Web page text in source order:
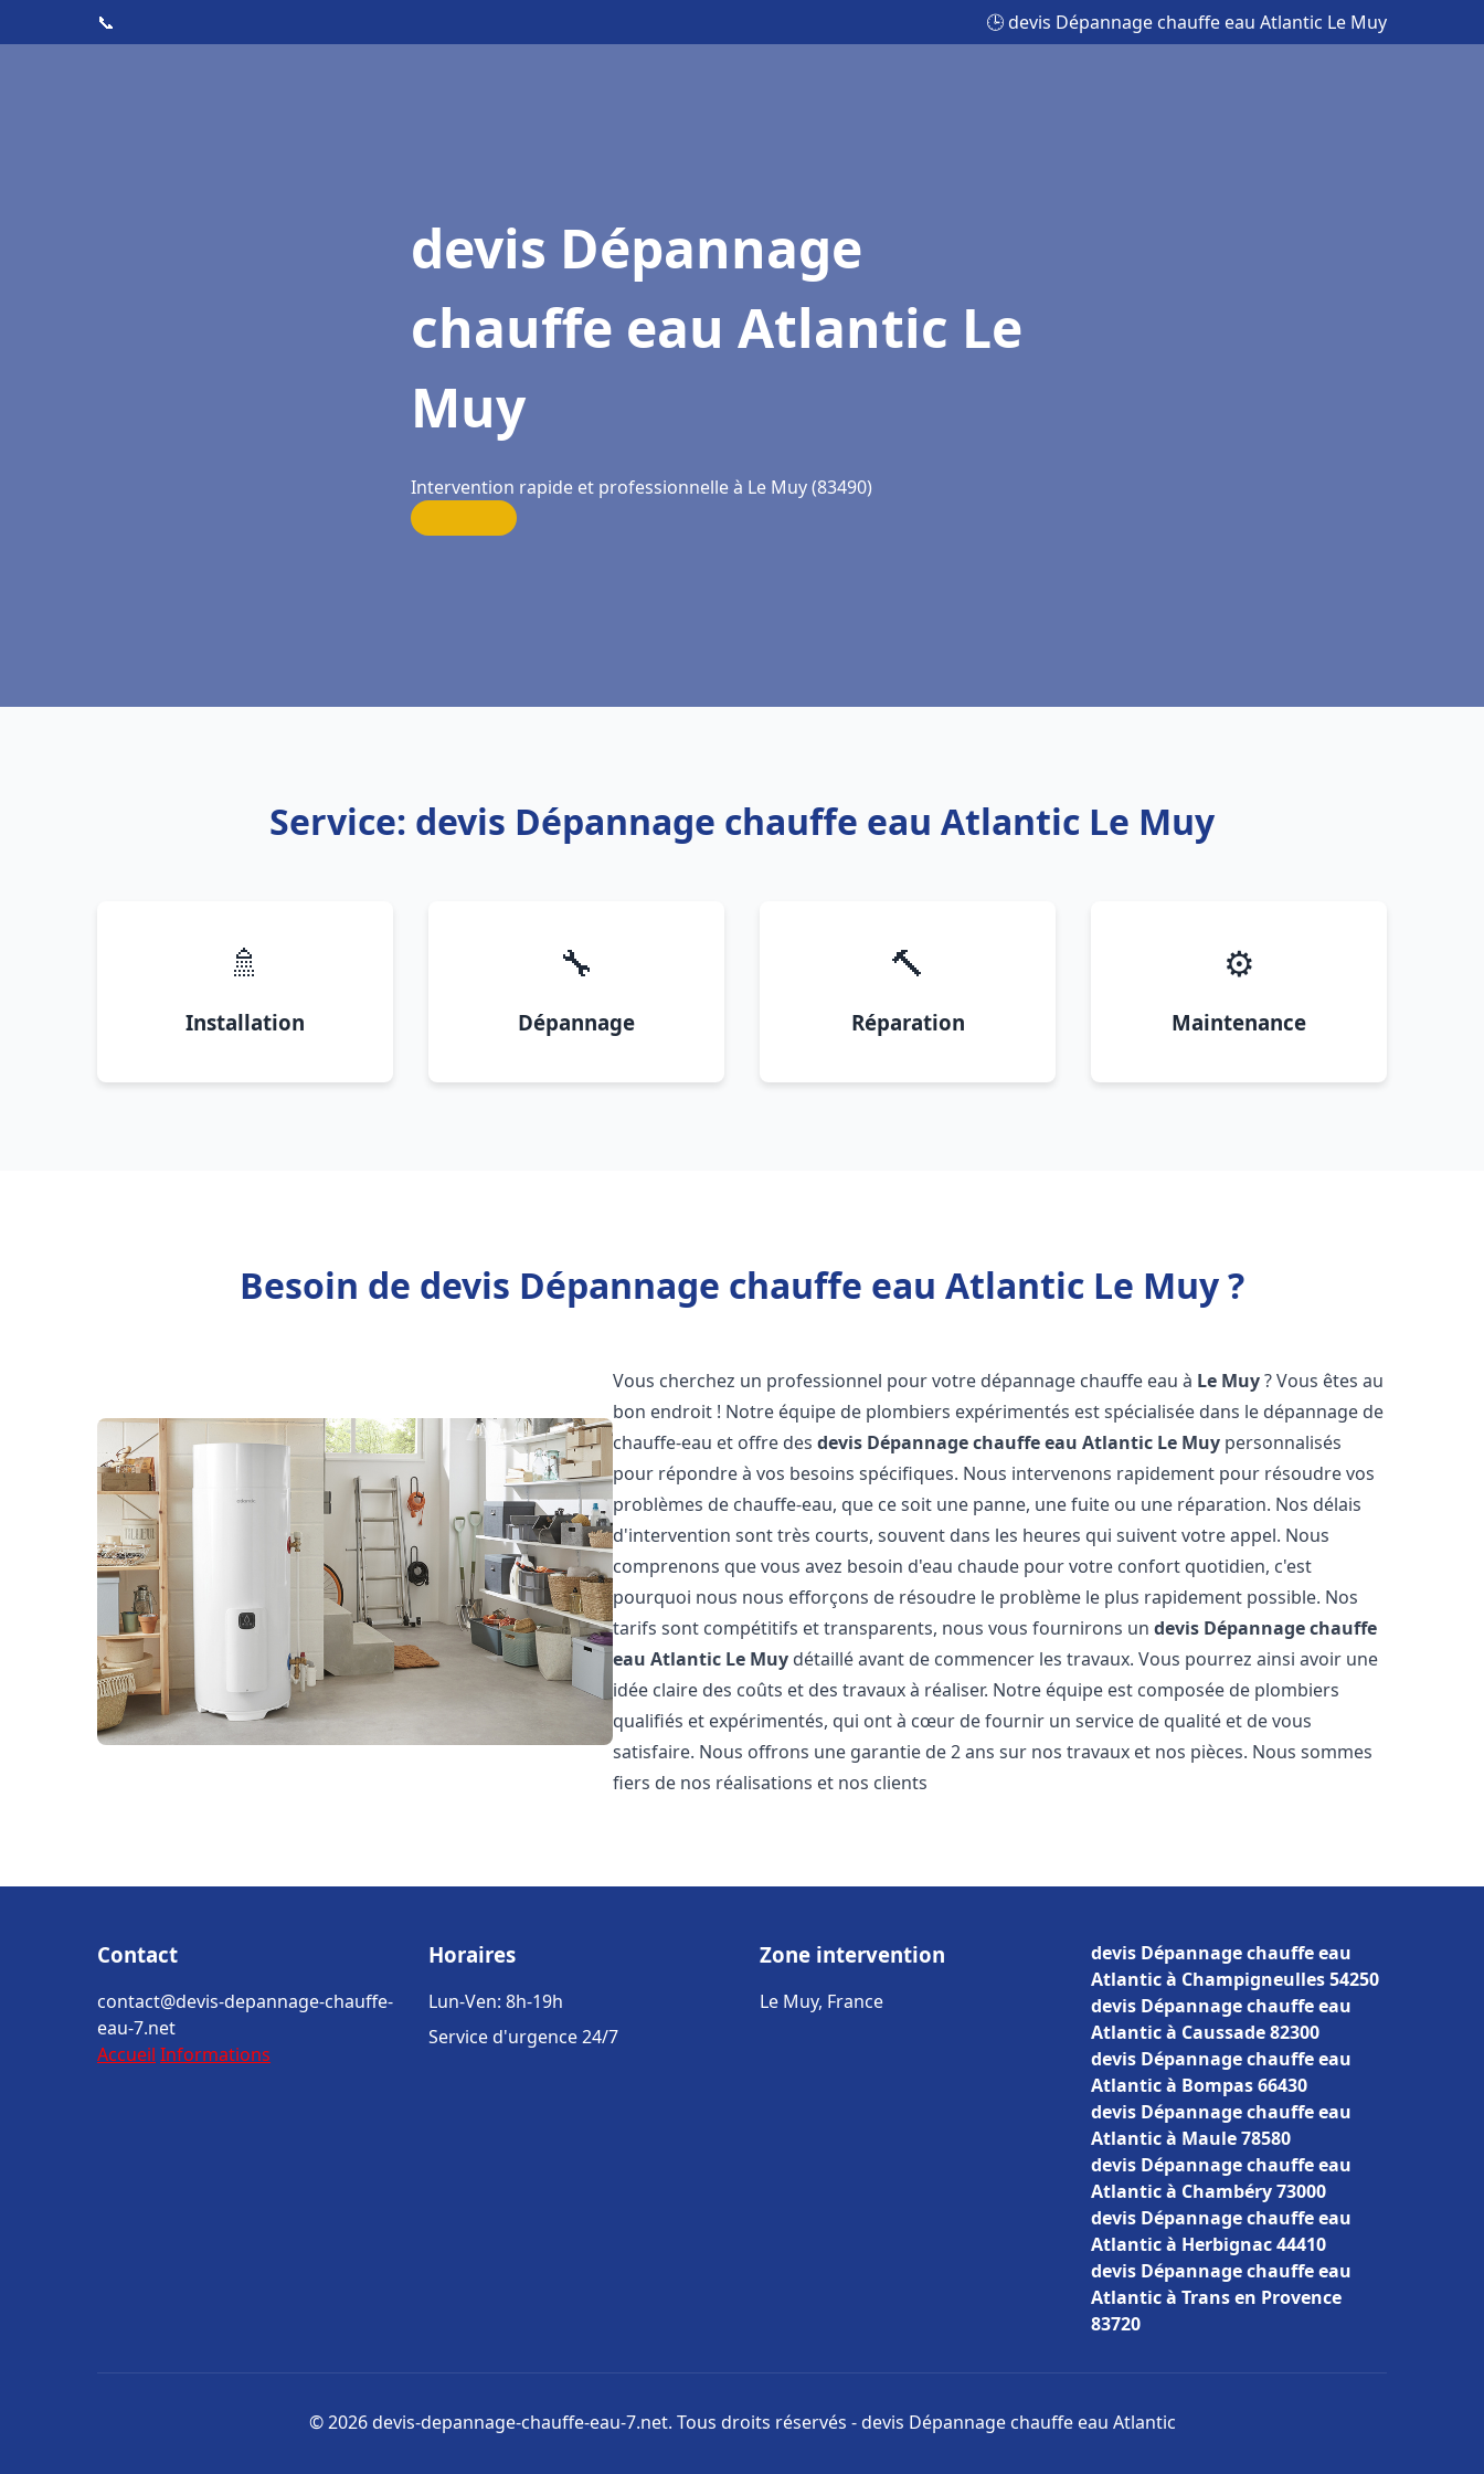
📞 🕒 devis Dépannage chauffe eau Atlantic Le Muy
devis Dépannage
chauffe eau Atlantic Le
Muy
Intervention rapide et professionnelle à Le Muy (83490)
Service: devis Dépannage chauffe eau Atlantic Le Muy
🚿
Installation
🔧
Dépannage
🔨
Réparation
⚙️
Maintenance
Besoin de devis Dépannage chauffe eau Atlantic Le Muy ?
Vous cherchez un professionnel pour votre dépannage chauffe eau à Le Muy? Vous êtes au
bon endroit ! Notre équipe de plombiers expérimentés est spécialisée dans le dépannage de
chauffe-eau et offre desdevis Dépannage chauffe eau Atlantic Le Muy personnalisés
pour répondre à vos besoins spécifiques. Nous intervenons rapidement pour résoudre vos
problèmes de chauffe-eau, que ce soit une panne, une fuite ou une réparation. Nos délais
d'intervention sont très courts, souvent dans les heures qui suivent votre appel. Nous
comprenons que vous avez besoin d'eau chaude pour votre confort quotidien, c'est
pourquoi nous nous efforçons de résoudre le problème le plus rapidement possible. Nos
tarifs sont compétitifs et transparents, nous vous fournirons undevis Dépannage chauffe
eau Atlantic Le Muy détaillé avant de commencer les travaux. Vous pourrez ainsi avoir une
idée claire des coûts et des travaux à réaliser. Notre équipe est composée de plombiers
qualifiés et expérimentés, qui ont à cœur de fournir un service de qualité et de vous
satisfaire. Nous offrons une garantie de 2 ans sur nos travaux et nos pièces. Nous sommes
fiers de nos réalisations et nos clients
Contact
contact@devis-depannage-chauffe-
eau-7.net
Accueil Informations
Horaires
Lun-Ven: 8h-19h
Service d'urgence 24/7
Zone intervention
Le Muy, France
devis Dépannage chauffe eau
Atlantic à Champigneulles 54250
devis Dépannage chauffe eau
Atlantic à Caussade 82300
devis Dépannage chauffe eau
Atlantic à Bompas 66430
devis Dépannage chauffe eau
Atlantic à Maule 78580
devis Dépannage chauffe eau
Atlantic à Chambéry 73000
devis Dépannage chauffe eau
Atlantic à Herbignac 44410
devis Dépannage chauffe eau
Atlantic à Trans en Provence
83720
© 2026 devis-depannage-chauffe-eau-7.net. Tous droits réservés - devis Dépannage chauffe eau Atlantic